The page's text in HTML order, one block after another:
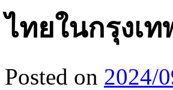
ไทยในกรุงเท
Posted on 2024/